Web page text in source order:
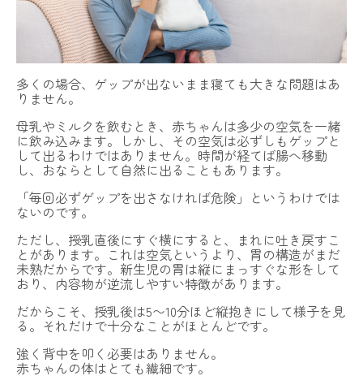
NOALONとは
費用・ご利用の流れ
登録カウンセラー
よくある質問
子育てコラム
法人向けプラン
運営会社 採用情報利用規約
プライバシーポリシー
今すぐLINEで予約する
多くの場合、ゲップが出ないまま寝ても大きな問題はあ
りません。
母乳やミルクを飲むとき、赤ちゃんは多少の空気を一緒
に飲み込みます。しかし、その空気は必ずしもゲップと
して出るわけではありません。時間が経てば腸へ移動
し、おならとして自然に出ることもあります。
「毎回必ずゲップを出さなければ危険」というわけでは
ないのです。
ただし、授乳直後にすぐ横にすると、まれに吐き戻すこ
とがあります。これは空気というより、胃の構造がまだ
未熟だからです。新生児の胃は縦にまっすぐな形をして
おり、内容物が逆流しやすい特徴があります。
だからこそ、授乳後は5〜10分ほど縦抱きにして様子を見
る。それだけで十分なことがほとんどです。
強く背中を叩く必要はありません。
赤ちゃんの体はとても繊細です。